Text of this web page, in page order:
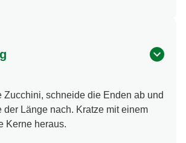
Zucchini, schneide die Enden ab und
der Länge nach. Kratze mit einem
Kerne heraus.